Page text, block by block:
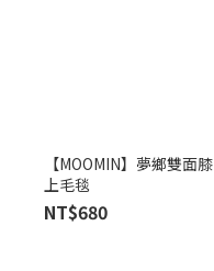
【MOOMIN】夢鄉雙面膝
上毛毯
NT$680